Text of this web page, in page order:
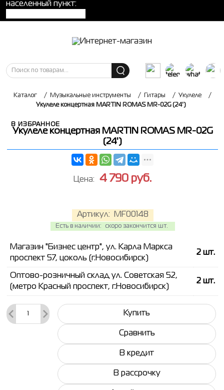
населенный пункт:
Каталог / Музыкальные инструменты / Гитары / Укулеле
/
Укулеле концертная MARTIN ROMAS MR-02G (24')
В ИЗБРАННОЕ
Укулеле концертная MARTIN ROMAS MR-02G
(24')
Артикул: MF00148
Есть в наличии: скоро закончится шт.
Цена: 4 790 руб.
Магазин "Бизнес центр", ул. Карла Маркса
проспект 57, цоколь (г.Новосибирск)
2 шт.
Оптово-розничный склад ул. Советская 52,
(метро Красный проспект, г.Новосибирск)
2 шт.
Купить
Сравнить
В кредит
В рассрочку